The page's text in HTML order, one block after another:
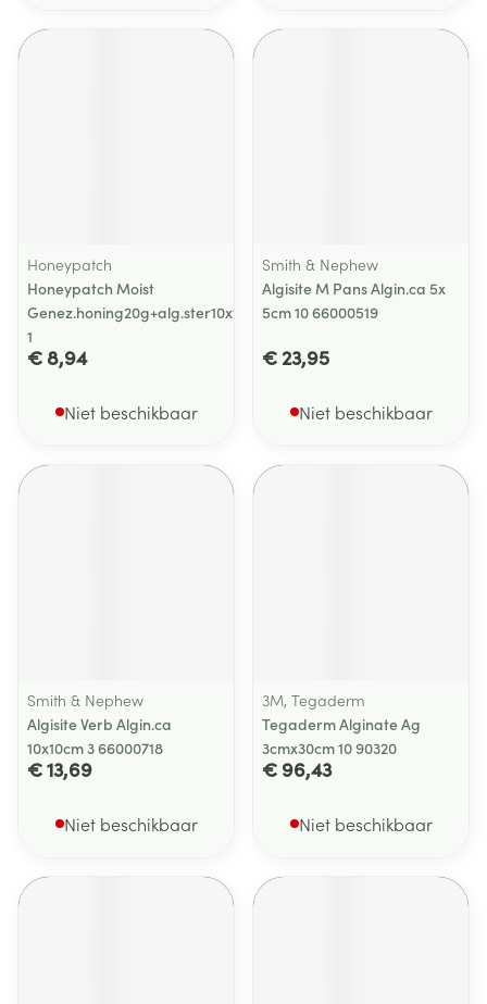
Honeypatch
Honeypatch Moist
Genez.honing20g+alg.ster10x10cm
1
€ 8,94
Niet beschikbaar
Smith & Nephew
Algisite M Pans Algin.ca 5x
5cm 10 66000519
€ 23,95
Niet beschikbaar
Smith & Nephew
Algisite Verb Algin.ca
10x10cm 3 66000718
€ 13,69
Niet beschikbaar
3M, Tegaderm
Tegaderm Alginate Ag
3cmx30cm 10 90320
€ 96,43
Niet beschikbaar